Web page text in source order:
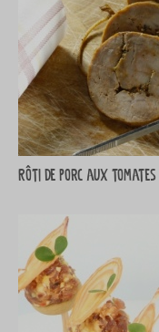
Rôti de porc aux